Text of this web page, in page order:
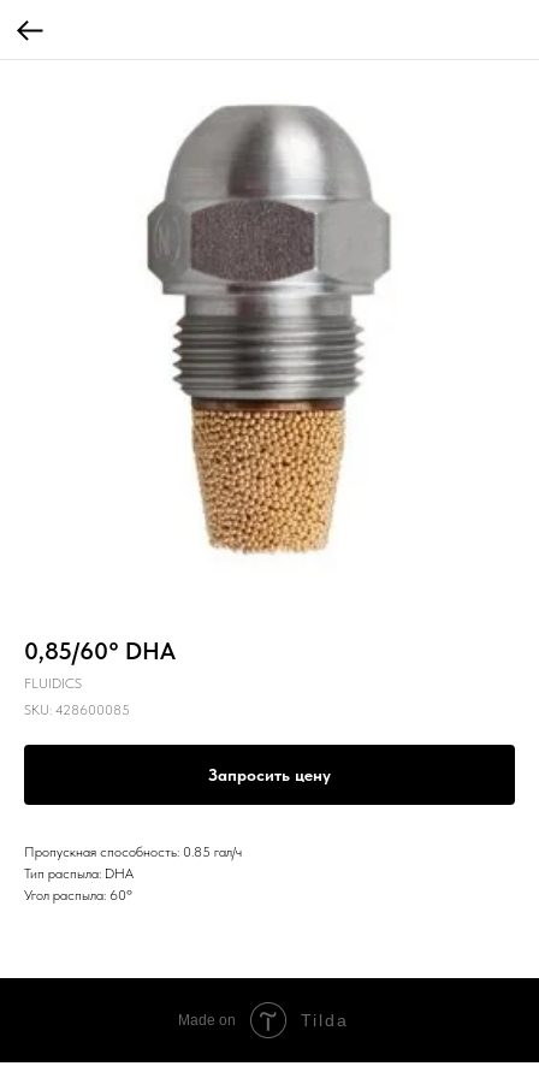
0,85/60° DHA
FLUIDICS
SKU: 428600085
Запросить цену
Пропускная способность: 0.85 гал/ч
Тип распыла: DHA
Угол распыла: 60º
Made on Tilda